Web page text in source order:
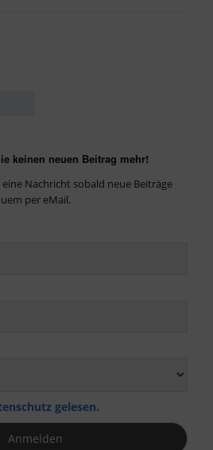
keinen neuen Beitrag mehr!
Nachricht sobald neue Beiträge
per eMail.
gelesen.